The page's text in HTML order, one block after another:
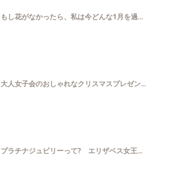
もし花がなかったら、私は今どんな1月を過...
大人女子会のおしゃれなクリスマスプレゼン...
プラチナジュビリーって? エリザベス女王...